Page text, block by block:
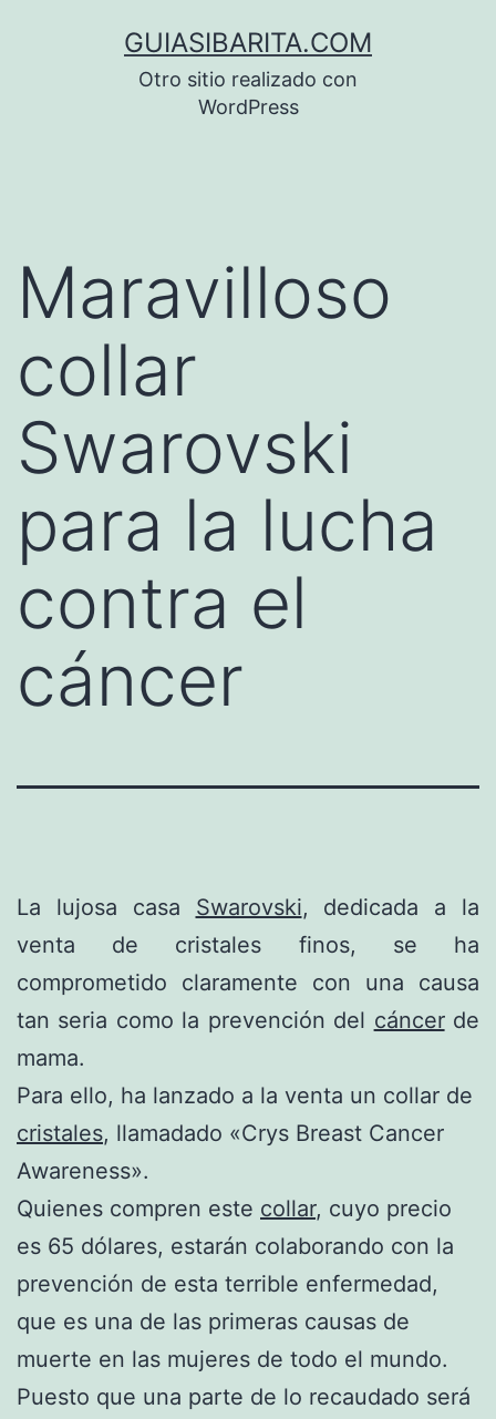
GUIASIBARITA.COM
Otro sitio realizado con
WordPress
Maravilloso
collar
Swarovski
para la lucha
contra el
cáncer
La lujosa casa Swarovski, dedicada a la
venta de cristales finos, se ha
comprometido claramente con una causa
tan seria como la prevención del cáncerde
mama.
Para ello, ha lanzado a la venta un collar de
cristales, llamadado «Crys Breast Cancer
Awareness».
Quienes compren este collar, cuyo precio
es 65 dólares, estarán colaborando con la
prevención de esta terrible enfermedad,
que es una de las primeras causas de
muerte en las mujeres de todo el mundo.
Puesto que una parte de lo recaudado será